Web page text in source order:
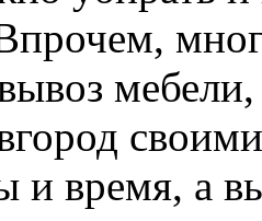
и время, а